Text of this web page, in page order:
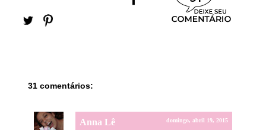
31 comentários:
Anna Lê domingo, abril 19, 2015